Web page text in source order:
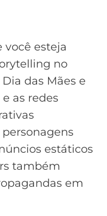
você esteja
no
Dia das Mães e
as redes
estáticos
também
em